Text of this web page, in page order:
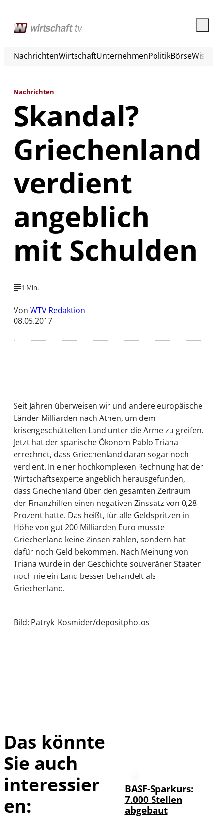
NachrichtenWirtschaftUnternehmenPolitikBörse
Nachrichten
Skandal?
Griechenland
verdient
angeblich
mit Schulden
1 Min.
Von WTV Redaktion
08.05.2017
Seit Jahren überweisen wir und andere europäische
Länder Milliarden nach Athen, um dem
krisengeschüttelten Land unter die Arme zu greifen.
Jetzt hat der spanische Ökonom Pablo Triana
errechnet, dass Griechenland daran sogar noch
verdient. In einer hochkomplexen Rechnung hat der
Wirtschaftsexperte angeblich herausgefunden,
dass Griechenland über den gesamten Zeitraum
der Finanzhilfen einen negativen Zinssatz von 0,28
Prozent hatte. Das heißt, für alle Geldspritzen in
Höhe von gut 200 Milliarden Euro musste
Griechenland keine Zinsen zahlen, sondern hat
dafür noch Geld bekommen. Nach Meinung von
Triana wurde in der Geschichte souveräner Staaten
noch nie ein Land besser behandelt als
Griechenland.
Bild: Patryk_Kosmider/depositphotos
Das könnte
Sie auch
interessier
en:
BASF-Sparkurs:
7.000 Stellen
abgebaut